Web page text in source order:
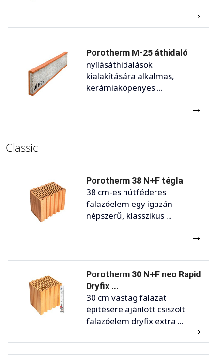
Porotherm M-25 áthidaló
nyílásáthidalások
kialakítására alkalmas,
kerámiaköpenyes ...
Classic
Porotherm 38 N+F tégla
38 cm-es nútféderes
falazóelem egy igazán
népszerű, klasszikus ...
Porotherm 30 N+F neo Rapid
Dryfix ...
30 cm vastag falazat
építésére ajánlott csiszolt
falazóelem dryfix extra ...